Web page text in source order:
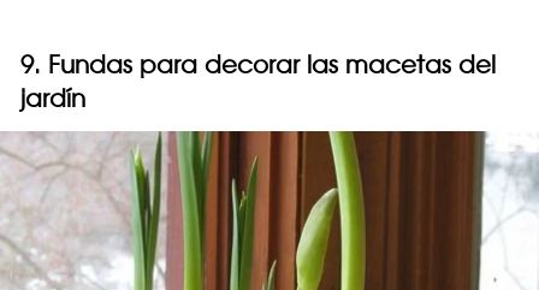
9. Fundas para decorar las macetas del
jardín